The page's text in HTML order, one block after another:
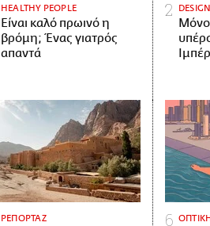
HEALTHY PEOPLE
Είναι καλό πρωινό η
βρόμη; Ένας γιατρός
απαντά
DESIGN
Μόνο
ΡΕΠΟΡΤΑΖ